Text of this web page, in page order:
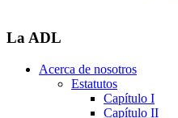
La ADL
Acerca de nosotros
Estatutos
Capítulo I
Capítulo II